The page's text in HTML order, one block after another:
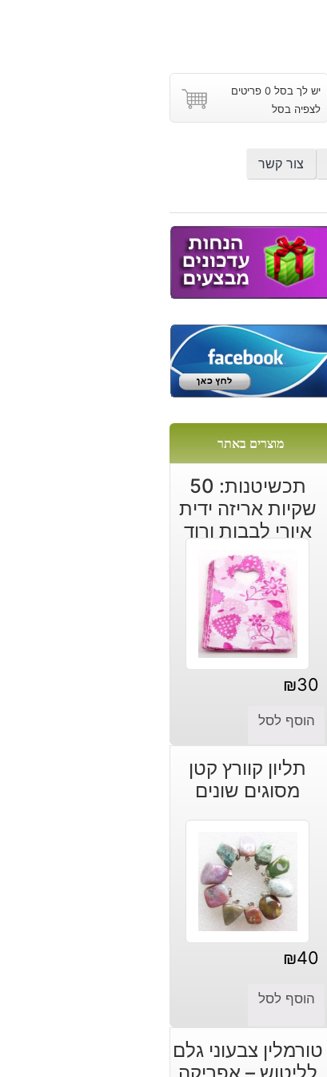
יש לך בסל 0 פריטים
לצפיה בסל
צור קשר
מוצרים באתר
תכשיטנות: 50
שקיות אריזה ידית
איורי לבבות ורוד
₪30
הוסף לסל
תליון קוורץ קטן
מסוגים שונים
₪40
הוסף לסל
טורמלין צבעוני גלם
לליטוש – אפריקה